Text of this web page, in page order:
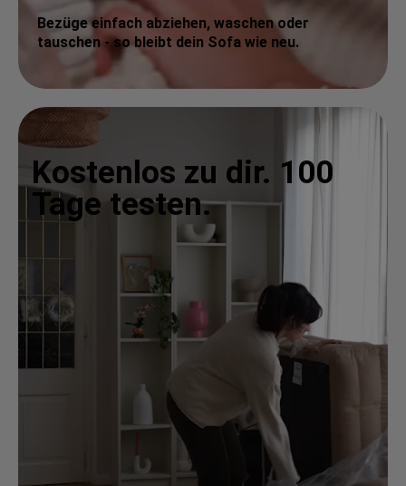
Bezüge einfach abziehen, waschen oder
tauschen - so bleibt dein Sofa wie neu.
Kostenlos zu dir. 100
Tage testen.